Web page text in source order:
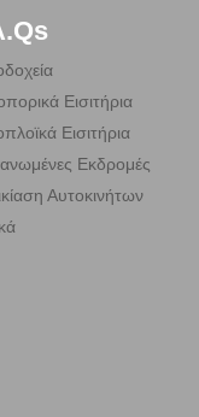
Εισιτήρια
Εισιτήρια
Εκδρομές
Αυτοκινήτων